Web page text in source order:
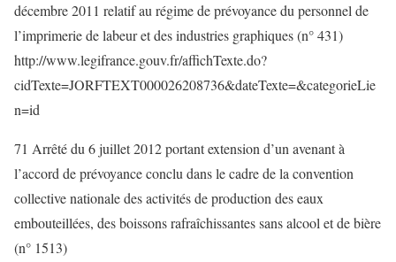
décembre 2011 relatif au régime de prévoyance du personnel de
l’imprimerie de labeur et des industries graphiques (n° 431)
http://www.legifrance.gouv.fr/affichTexte.do?
cidTexte=JORFTEXT000026208736&dateTexte=&categorieLie
n=id
71 Arrêté du 6 juillet 2012 portant extension d’un avenant à
l’accord de prévoyance conclu dans le cadre de la convention
collective nationale des activités de production des eaux
embouteillées, des boissons rafraîchissantes sans alcool et de bière
(n° 1513)